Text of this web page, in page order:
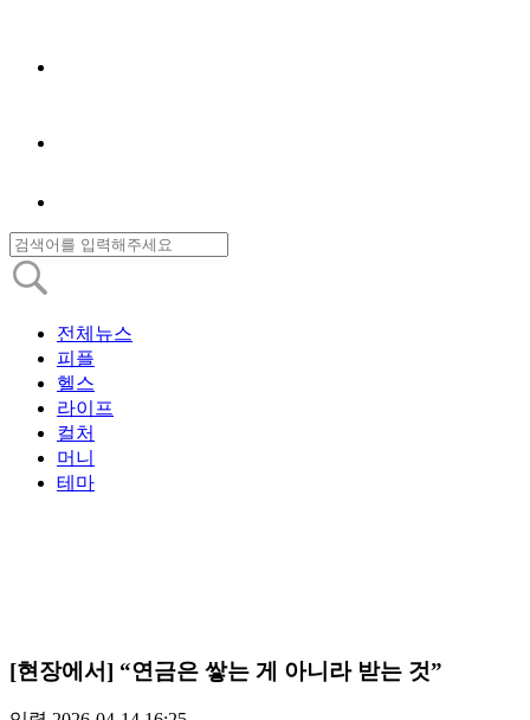
전체뉴스
피플
헬스
라이프
컬처
머니
테마
[현장에서] “연금은 쌓는 게 아니라 받는 것”